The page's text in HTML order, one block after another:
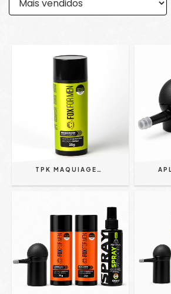
TPK MAQUIAGEM PARA CABELO PRETO 25G FOX FOR MEN